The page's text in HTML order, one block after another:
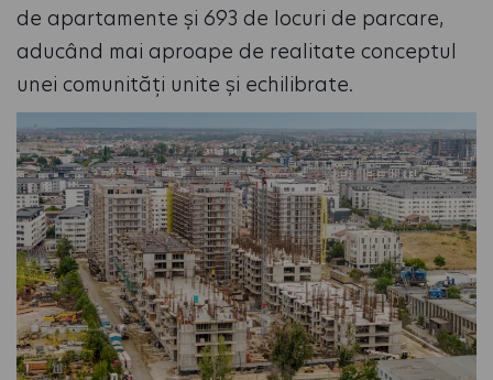
de apartamente și 693 de locuri de parcare,
aducând mai aproape de realitate conceptul
unei comunități unite și echilibrate.